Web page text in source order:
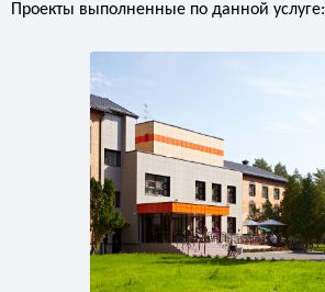
Проекты выполненные по данной услуге: